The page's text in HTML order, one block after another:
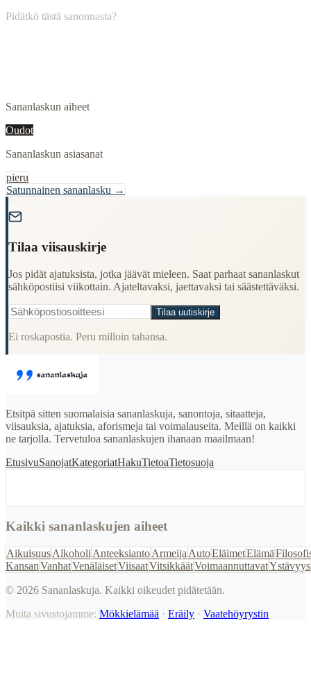
Pidätkö tästä sanonnasta?
Sananlaskun aiheet
Oudot
Sananlaskun asiasanat
pieru
Satunnainen sananlasku →
Tilaa viisauskirje
Jos pidät ajatuksista, jotka jäävät mieleen. Saat parhaat sananlaskut
sähköpostiisi viikottain. Ajateltavaksi, jaettavaksi tai säästettäväksi.
Tilaa uutiskirje
Ei roskapostia. Peru milloin tahansa.
Etsitpä sitten suomalaisia sananlaskuja, sanontoja, sitaatteja,
viisauksia, ajatuksia, aforismeja tai voimalauseita. Meillä on kaikki
ne tarjolla. Tervetuloa sananlaskujen ihanaan maailmaan!
EtusivuSanojatKategoriatHakuTietoaTietosuoja
Kaikki sananlaskujen aiheet
AikuisuusAlkoholi AnteeksiantoArmeija AutoEläimetElämä
KansanVanhatVenäläisetViisaatVitsikkäätVoimaannuttavatYstävyys
© 2026 Sananlaskuja. Kaikki oikeudet pidätetään.
Muita sivustojamme: Mökkielämää · Eräily · Vaatehöyrystin